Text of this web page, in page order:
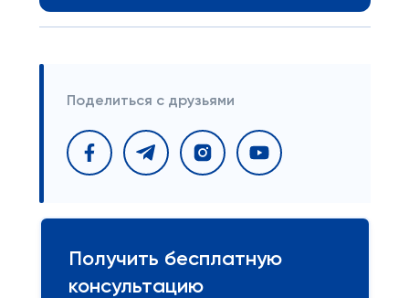
Поделиться с друзьями
Получить бесплатную
консультацию